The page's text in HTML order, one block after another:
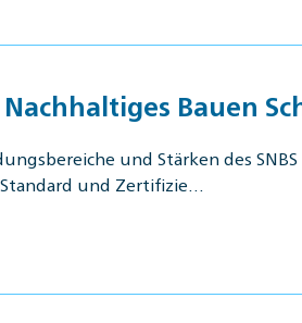
Bauen
und Stärken des
und Zertifizie…